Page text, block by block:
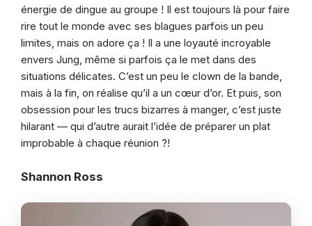
énergie de dingue au groupe ! Il est toujours là pour faire
rire tout le monde avec ses blagues parfois un peu
limites, mais on adore ça ! Il a une loyauté incroyable
envers Jung, même si parfois ça le met dans des
situations délicates. C’est un peu le clown de la bande,
mais à la fin, on réalise qu’il a un cœur d’or. Et puis, son
obsession pour les trucs bizarres à manger, c’est juste
hilarant — qui d’autre aurait l’idée de préparer un plat
improbable à chaque réunion ?!
Shannon Ross